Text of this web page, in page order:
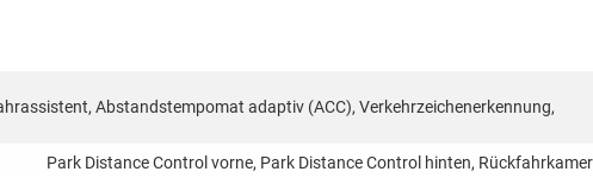
Abstandstempomat adaptiv (ACC), Verkehrzeichenerkennung,
Park Distance Control vorne, Park Distance Control hinten,